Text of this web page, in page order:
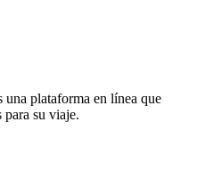
una plataforma en línea que
para su viaje.